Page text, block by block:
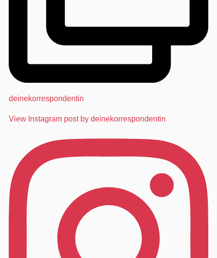
deinekorrespondentin
View Instagram post by deinekorrespondentin